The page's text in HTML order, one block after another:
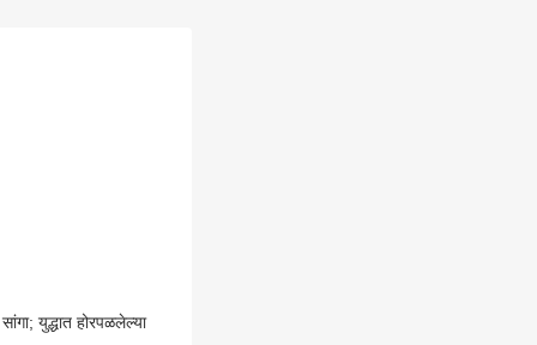
युद्धात होरपळलेल्या